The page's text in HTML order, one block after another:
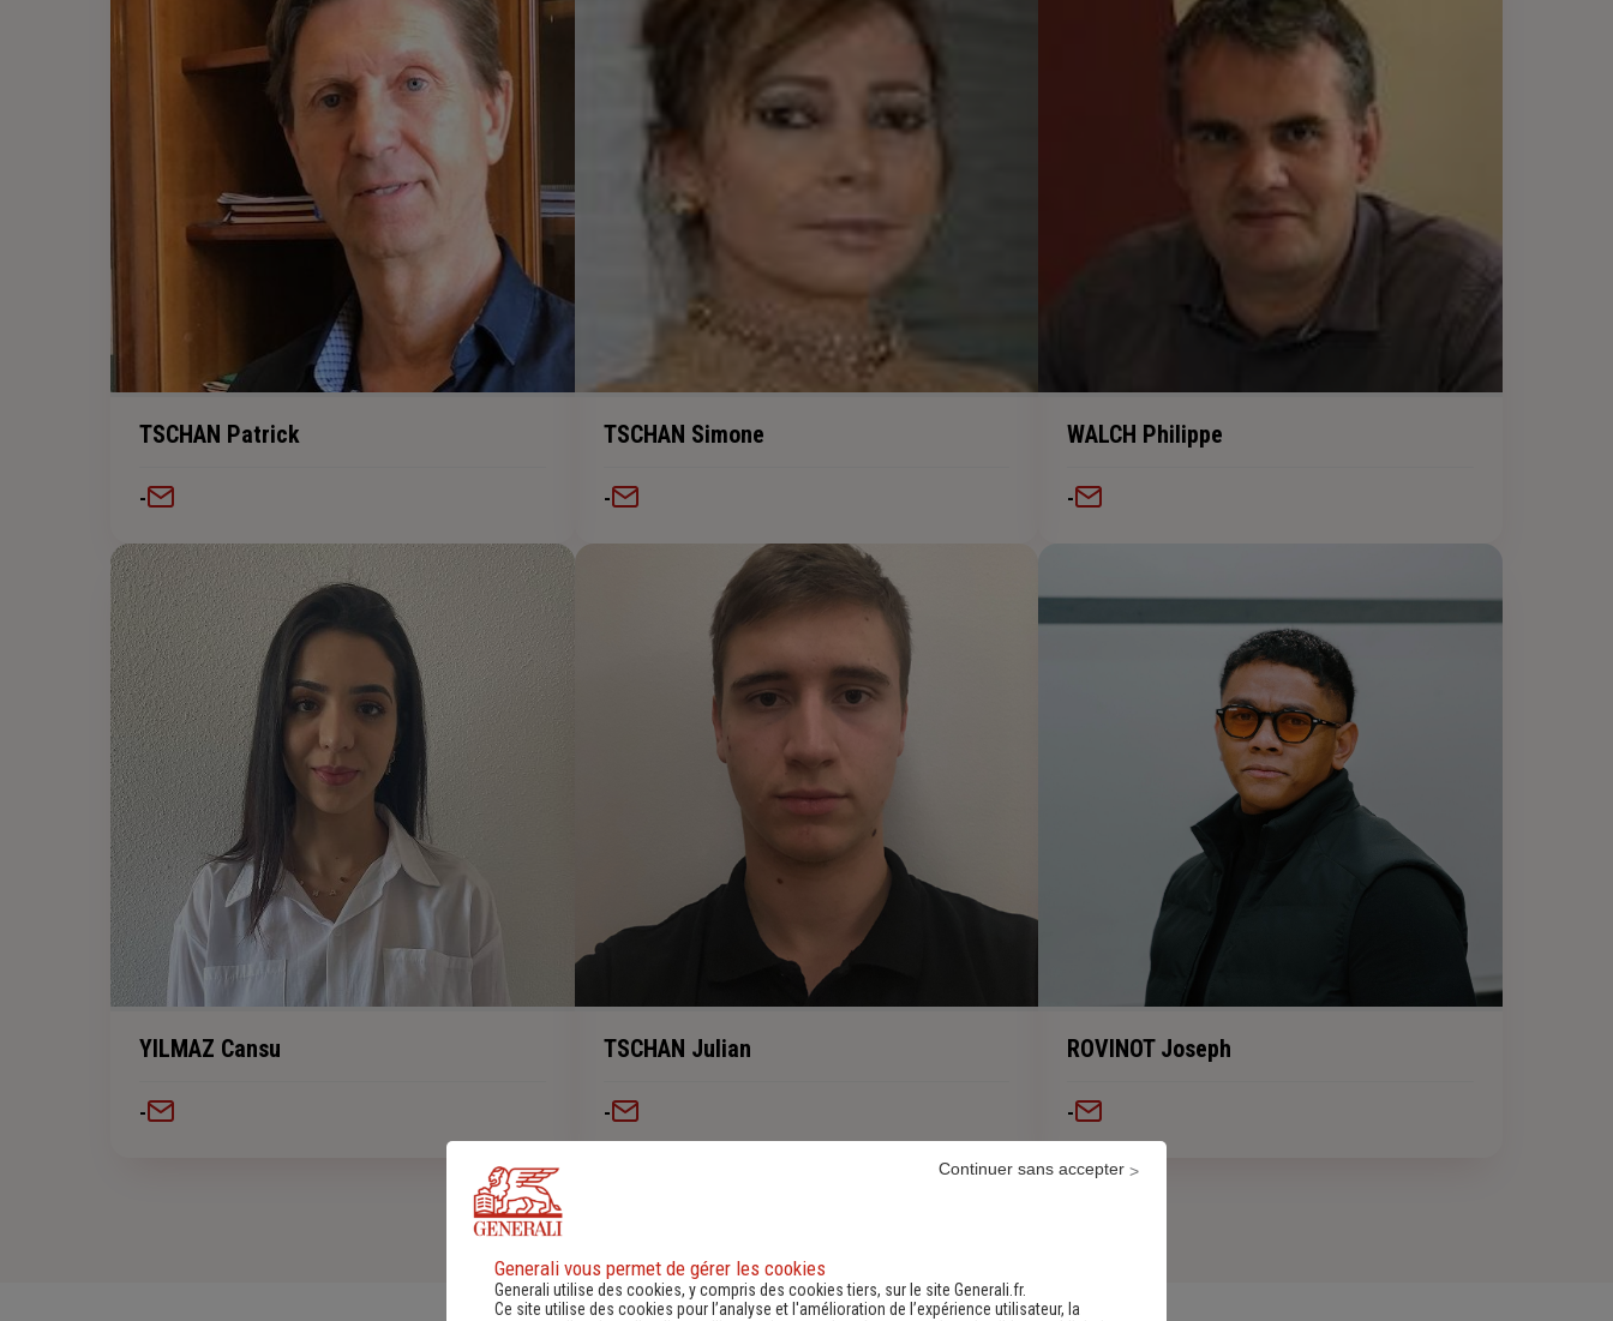
TSCHAN Patrick
-
TSCHAN Simone
-
WALCH Philippe
-
YILMAZ Cansu
-
TSCHAN Julian
-
ROVINOT Joseph
-
Generali vous permet de gérer les cookies
Generali utilise des cookies, y compris des cookies tiers, sur le site Generali.fr.
Ce site utilise des cookies pour l’analyse et l'amélioration de l’expérience utilisateur, la
Continuer sans accepter